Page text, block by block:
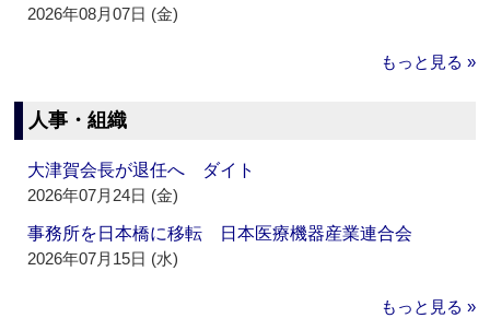
2026年08月07日 (金)
もっと見る »
人事・組織
大津賀会長が退任へ ダイト
2026年07月24日 (金)
事務所を日本橋に移転 日本医療機器産業連合会
2026年07月15日 (水)
もっと見る »